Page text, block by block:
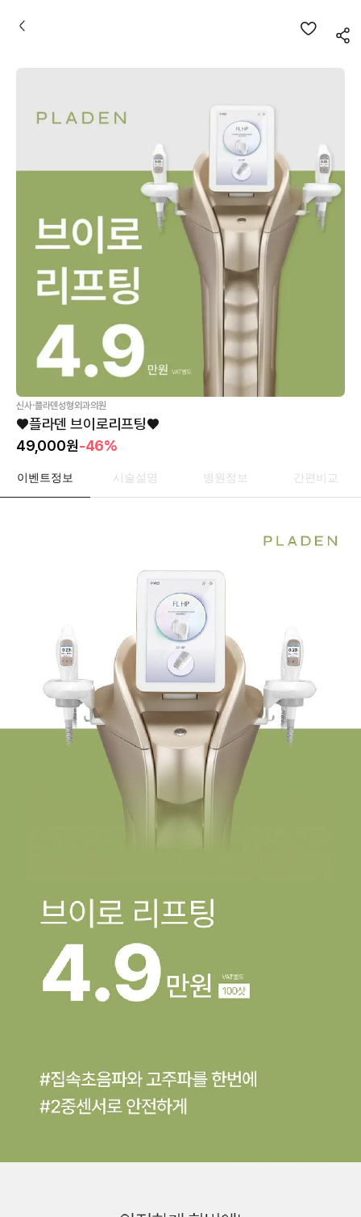
신사·플라덴성형외과의원
♥플라덴 브이로리프팅♥
49,000원-46%
이벤트정보 시술설명 병원정보 간편비교